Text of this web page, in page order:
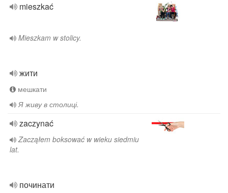
mieszkać
Mieszkam w stolicy.
жити
мешкати
Я живу в столиці.
zaczynać
Zacząłem boksować w wieku siedmiu
lat.
починати